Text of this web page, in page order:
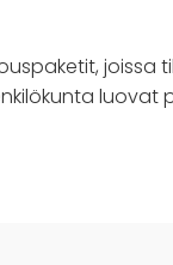
luovat